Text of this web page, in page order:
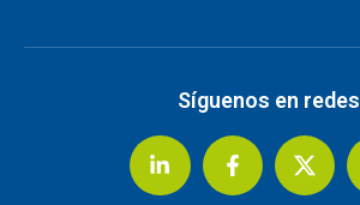
Síguenos en redes